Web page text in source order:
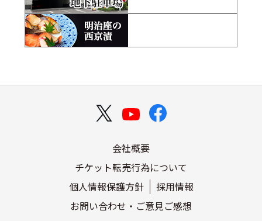
会社概要
チケット転売行為について
個人情報保護方針
採用情報
お問い合わせ・ご意見ご感想